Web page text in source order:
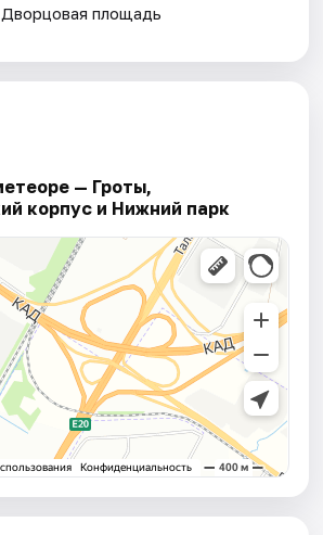
площадь
— Гроты,
корпус и Нижний парк